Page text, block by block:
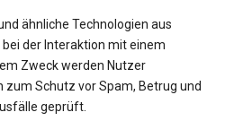
ähnliche Technologien aus
der Interaktion mit einem
Zweck werden Nutzer
Schutz vor Spam, Betrug und
geprüft.